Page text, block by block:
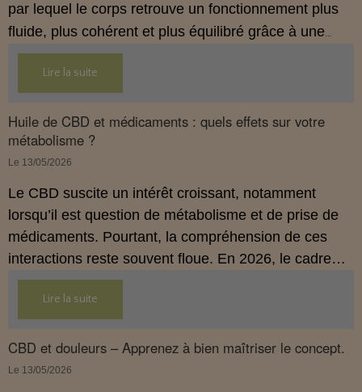
par lequel le corps retrouve un fonctionnement plus
fluide, plus cohérent et plus équilibré grâce à une
hygiène de vie adaptée.
Lire la suite
Huile de CBD et médicaments : quels effets sur votre
métabolisme ?
Le 13/05/2026
Le CBD suscite un intérêt croissant, notamment
lorsqu’il est question de métabolisme et de prise de
médicaments. Pourtant, la compréhension de ces
interactions reste souvent floue. En 2026, le cadre
légal français impose des règles strictes : seuls les
usages externes du CBD sont autorisés. Cet article
propose une mise au point claire et accessible pour
comprendre comment le CBD s’inscrit dans une
démarche de prévention, sans ingestion et sans
Lire la suite
CBD et douleurs – Apprenez à bien maîtriser le concept.
Le 13/05/2026